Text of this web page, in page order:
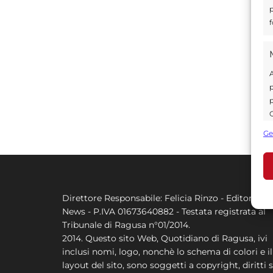
Direttore Responsabile: Felicia Rinzo - Editore
News - P.IVA 01673640882 - Testata registrata al
Tribunale di Ragusa n°01/2014.
2014. Questo sito Web, Quotidiano di Ragusa, ivi
inclusi nomi, logo, nonchè lo schema di colori e il
layout del sito, sono soggetti a copyright, diritti